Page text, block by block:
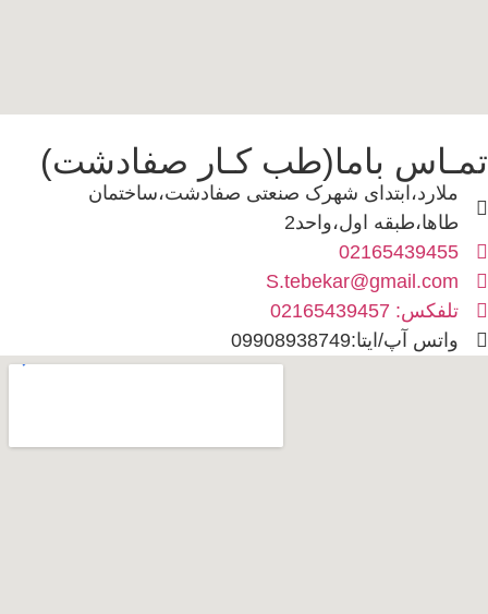
تمـاس باما(طب کـار صفادشت)
ملارد،ابتدای شهرک صنعتی صفادشت،ساختمان
طاها،طبقه اول،واحد2
02165439455
S.tebekar@gmail.com
تلفکس: 02165439457
واتس آپ/ایتا:09908938749